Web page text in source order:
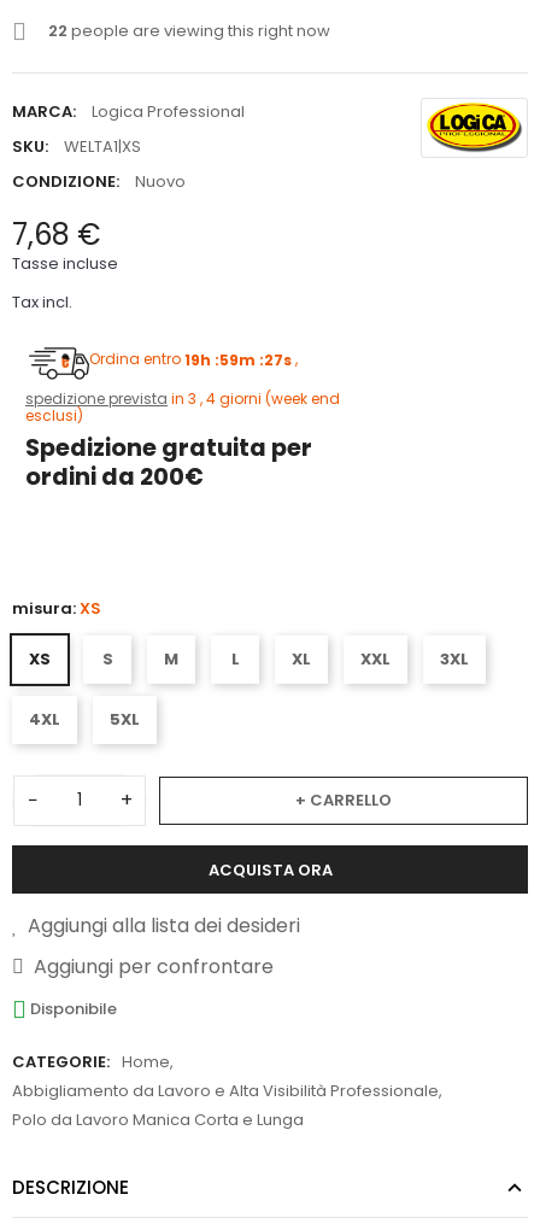
22 people are viewing this right now
MARCA:
Logica Professional
SKU:
WELTA1|XS
CONDIZIONE:
Nuovo
7,68 €
Tasse incluse
Tax incl.
Ordina entro19h :59m :26s,
spedizione prevista in 3 , 4 giorni (week end
esclusi)
Spedizione gratuita per
ordini da 200€
misura:XS
XS S M L XL XXL 3XL
4XL 5XL
− + + CARRELLO
ACQUISTA ORA
Aggiungi alla lista dei desideri
Aggiungi per confrontare
Disponibile
CATEGORIE: Home,
Abbigliamento da Lavoro e Alta Visibilità Professionale,
Polo da Lavoro Manica Corta e Lunga
DESCRIZIONE